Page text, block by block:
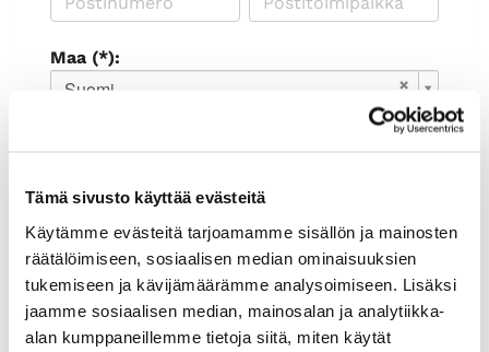
Tämä sivusto käyttää evästeitä
Käytämme evästeitä tarjoamamme sisällön ja mainosten
räätälöimiseen, sosiaalisen median ominaisuuksien
tukemiseen ja kävijämäärämme analysoimiseen. Lisäksi
jaamme sosiaalisen median, mainosalan ja analytiikka-
alan kumppaneillemme tietoja siitä, miten käytät
Maa (*):
Suomi
Rekisteröidy
uutiskirjeen
Olen lukenut tietosuojaselosteen ja
hyväksyn henkilötietojeni käsittelyn (*)
(*) Tieto on pakollinen